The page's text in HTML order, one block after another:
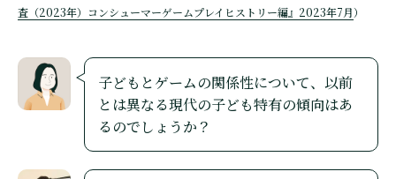
査（2023年）コンシューマーゲームプレイヒストリー編』2023年7月）
子どもとゲームの関係性について、以前
とは異なる現代の子ども特有の傾向はあ
るのでしょうか？